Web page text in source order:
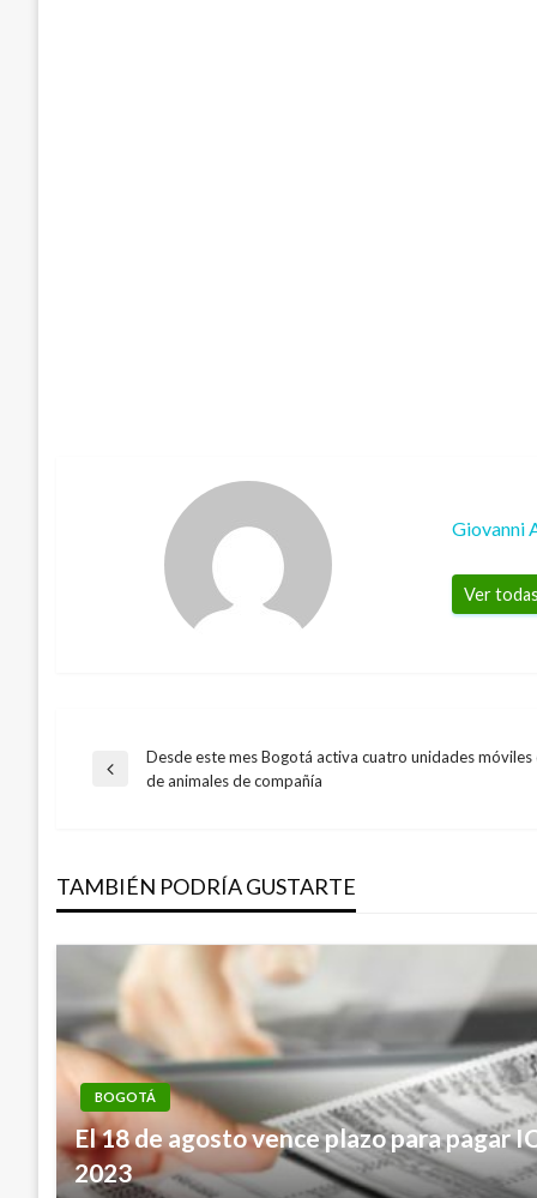
Giovanni
Ver
Navegación
entradas
Entrada
Desde este mes Bogotá activa cuatro unidades móviles
de animales de compañía
TAMBIÉN PODRÍA GUSTARTE
BOGOTÁ
El 18 de agosto vence plazo para pagar
2023